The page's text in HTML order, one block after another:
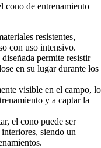
cono de entrenamiento
resistentes,
con uso intensivo.
diseñada permite resistir
en su lugar durante los
visible en el campo, lo
y a captar la
el cono puede ser
siendo un